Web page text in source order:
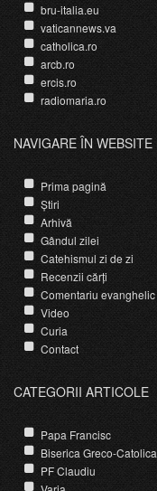
bru-italia.eu
vaticannews.va
catholica.ro
arcb.ro
ercis.ro
radiomaria.ro
NAVIGARE ÎN WEBSITE
Prima pagină
Știri
Arhivă
Gândul zilei
Catehismul zi de zi
Recenzii cărți
Comentariu evanghelic
Video
Curia
Contact
CATEGORII ARTICOLE
Papa Francisc
Biserica Greco-Catolica
PF Claudiu